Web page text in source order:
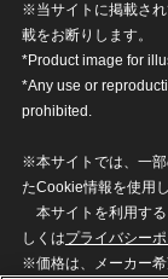
※当サイトに掲載さ
載をお断りします。
*Product image for
*Any use or
prohibited.
※本サイトでは、一
たCookie情報を使用
本サイトを利用する
しくはプライバシー
※価格は、メーカー希